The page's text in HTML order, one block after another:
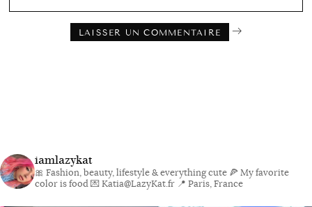
iamlazykat
🎀 Fashion, beauty, lifestyle & everything cute 🍕 My favorite
color is food💌 Katia@LazyKat.fr 📍 Paris, France